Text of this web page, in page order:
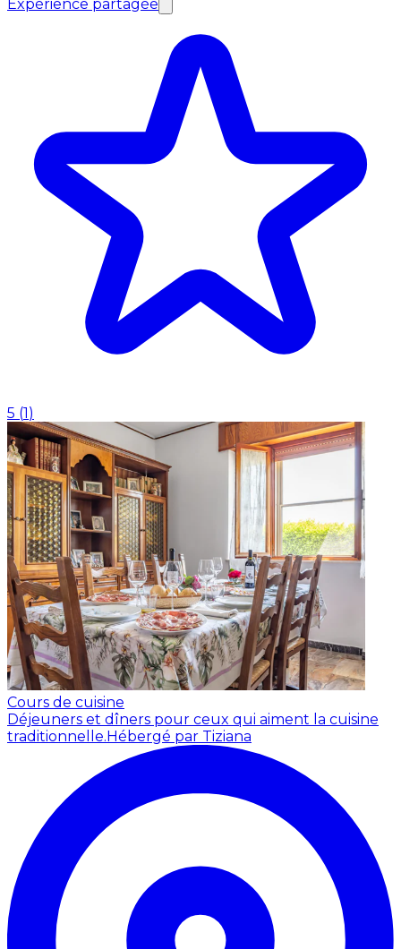
Expérience partagée
5 (1)
Cours de cuisine
Déjeuners et dîners pour ceux qui aiment la cuisine
traditionnelle.Hébergé par Tiziana